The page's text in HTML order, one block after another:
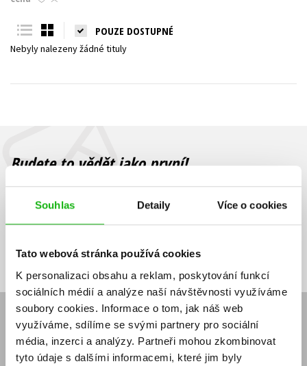
Souhlas Detaily Více o cookies
Tato webová stránka používá cookies
K personalizaci obsahu a reklam, poskytování funkcí
sociálních médií a analýze naší návštěvnosti využíváme
soubory cookies. Informace o tom, jak náš web
využíváme, sdílíme se svými partnery pro sociální
média, inzerci a analýzy. Partneři mohou zkombinovat
tyto údaje s dalšími informacemi, které jim byly
Young adult (SK)
Všechny tituly
POUZE DOSTUPNÉ
Nebyly nalezeny žádné tituly
Budete to vědět jako první!
Zajímá Vás, jaký knižní hit právě vychází, na jaké zboží je výhodná
sleva, jaká běží soutěž o ceny? Přihlášením k odběru našich e-
souhlasíte se zpracováním osobních údajů
mailová
adresa
mailová
adresa
Vaše e-mailová adresa Přihlásit se
E-SHOP
Aktuality
Naši autoři
Knižní novinky
Dárkové poukazy